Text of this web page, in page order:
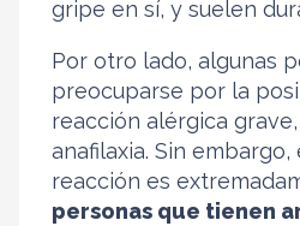
gripe en sí, y suelen
Por otro lado, algunas
preocuparse por la
reacción alérgica
anafilaxia. Sin
reacción es
personas que tienen